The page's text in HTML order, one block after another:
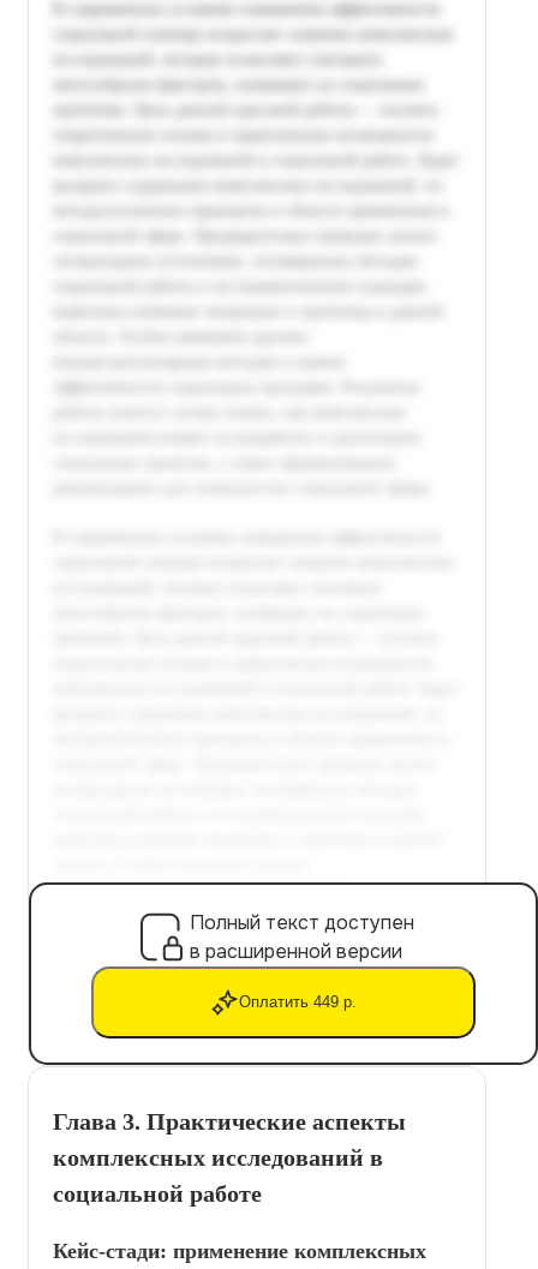
Полный текст доступен
в расширенной версии
Оплатить 449 р.
Глава 3. Практические аспекты
комплексных исследований в
социальной работе
Кейс-стади: применение комплексных